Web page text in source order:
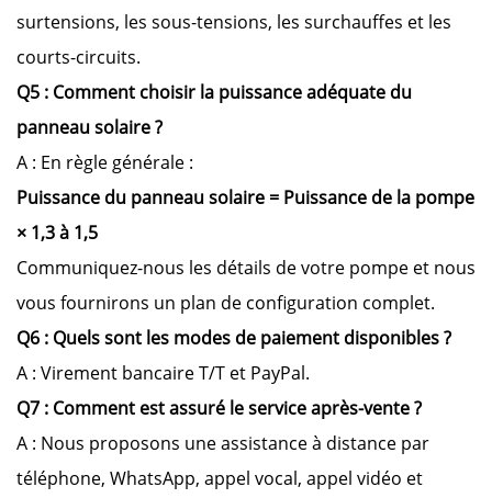
surtensions, les sous-tensions, les surchauffes et les
courts-circuits.
Q5 : Comment choisir la puissance adéquate du
panneau solaire ?
A : En règle générale :
Puissance du panneau solaire = Puissance de la pompe
× 1,3 à 1,5
Communiquez-nous les détails de votre pompe et nous
vous fournirons un plan de configuration complet.
Q6 : Quels sont les modes de paiement disponibles ?
A : Virement bancaire T/T et PayPal.
Q7 : Comment est assuré le service après-vente ?
A : Nous proposons une assistance à distance par
téléphone, WhatsApp, appel vocal, appel vidéo et